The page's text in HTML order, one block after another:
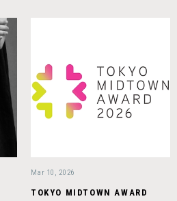
Mar 10, 2026
TOKYO MIDTOWN AWARD